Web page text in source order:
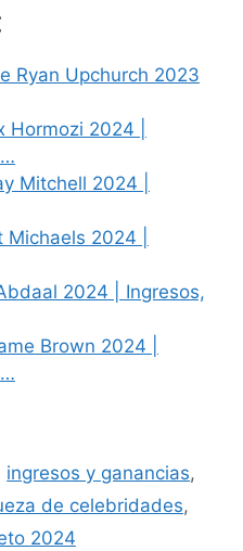
Ryan Upchurch 2023
2024 |
Mitchell 2024 |
2024 |
2024 | Ingresos,
Brown 2024 |
ingresos y ganancias,
de celebridades,
2024